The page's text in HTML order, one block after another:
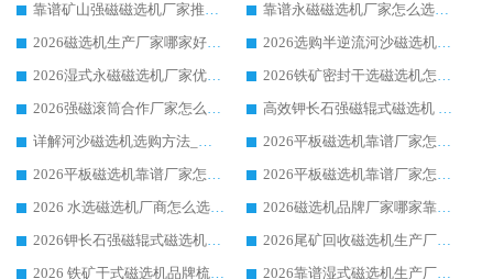
靠谱矿山强磁磁选机厂家推荐 2026客户真实使用心得分享
靠谱永磁磁选机厂家怎么选?福建客户真实体验分享华体会手机网页版-华体会(中国) 品牌
2026磁选机生产厂家哪家好?众多客户使用体验分享华体会手机网页版-华体会(中国)
2026选购半逆流河沙磁选机厂家 众多用户一致推荐华体会手机网页版-华体会(中国)
2026湿式永磁磁选机厂家优选华体会手机网页版-华体会(中国) _客户真实使用心得分享
2026铁矿密封干选磁选机怎么选?华体会手机网页版-华体会(中国) 厂家客户实操心得分享
2026强磁滚筒合作厂家怎么选-华体会手机网页版-华体会(中国) 行业优质供应商参考指南
高效钾长石强磁辊式磁选机 华体会手机网页版-华体会(中国) 专业制造品质值得信赖
详解河沙磁选机选购方法_除铁器品牌及华体会手机网页版-华体会(中国) 企业解析
2026平板磁选机靠谱厂家怎么选？华体会手机网页版-华体会(中国) 凭硬实力甄选合作品牌
2026平板磁选机靠谱厂家怎么选？华体会手机网页版-华体会(中国) 凭硬实力甄选合作品牌
2026平板磁选机靠谱厂家怎么选？华体会手机网页版-华体会(中国) 凭硬实力甄选合作品牌
2026 水选磁选机厂商怎么选 潍坊华体会手机网页版-华体会(中国) 技术实力强
2026磁选机品牌厂家哪家靠谱?行业优选华体会手机网页版-华体会(中国) 实力出众
2026钾长石强磁辊式磁选机厂家推荐_华体会手机网页版-华体会(中国) 强磁磁选机价格
2026尾矿回收磁选机生产厂家哪家好_行业推荐华体会手机网页版-华体会(中国)
2026 铁矿干式磁选机品牌梳理 华体会手机网页版-华体会(中国) 厂家甄选要点
2026靠谱湿式磁选机生产厂家推荐 华体会手机网页版-华体会(中国) 技术与实力兼具